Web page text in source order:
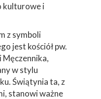
kulturowe i
z symboli
jest kościół pw.
Męczennika,
w stylu
Świątynia ta, z
stanowi ważne